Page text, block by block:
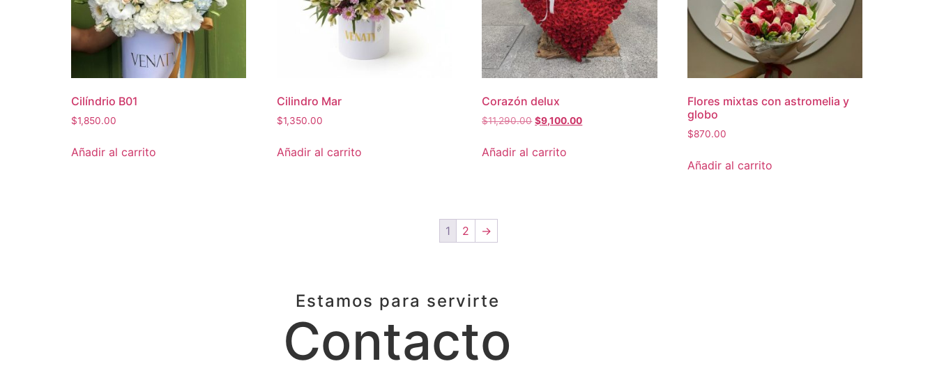
Cilíndrio B01
$1,850.00
Añadir al carrito
Cilindro Mar
$1,350.00
Añadir al carrito
Corazón delux
$11,290.00 $9,100.00
Añadir al carrito
Flores mixtas con astromelia y
globo
$870.00
Añadir al carrito
1 2 →
Estamos para servirte
Contacto